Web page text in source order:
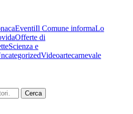
EventiIl Comune informaLo
Offerte di
Scienza e
Videoartecarnevale
Cerca